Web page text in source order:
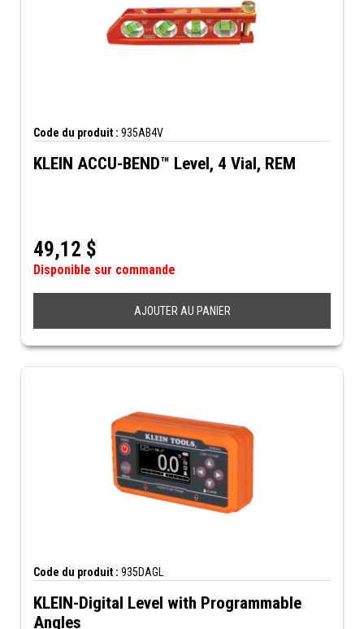
Code du produit : 935AB4V
KLEIN ACCU-BEND™ Level, 4 Vial, REM
49,12 $
Disponible sur commande
AJOUTER AU PANIER
Code du produit : 935DAGL
KLEIN-Digital Level with Programmable
Angles